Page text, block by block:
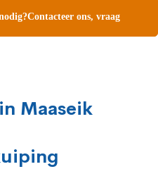
ons, vraag
Maaseik